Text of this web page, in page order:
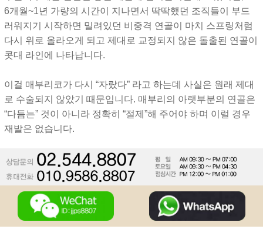
6개월~1년 가량의 시간이 지나면서 딱딱했던 조직들이 부드
러워지기 시작하면 밀려있던 비중격 연골이 마치 스프링처럼
다시 위로 올라오게 되고 제대로 교정되지 않은 돌출된 연골이
콧대 라인에 나타납니다.
이걸 매부리코가 다시 “자랐다” 라고 하는데 사실은 원래 제대
로 수술되지 않았기 때문입니다. 매부리의 아랫부분의 연골은
“다듬는” 것이 아니라 정확히 “절제”해 주어야 하며 이럴 경우
재발은 없습니다.